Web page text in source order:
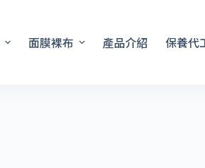
面膜裸布 產品介紹 保養代